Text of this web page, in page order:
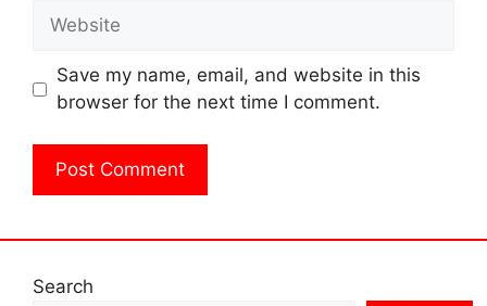
Website
Save my name, email, and website in this
browser for the next time I comment.
Search